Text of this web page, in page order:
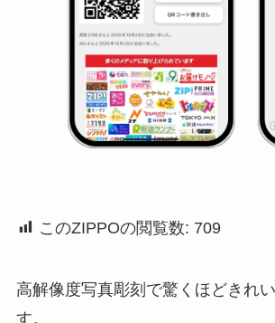
このZIPPOの閲覧数: 709
高解像度写真彫刻で驚くほどきれ
す。